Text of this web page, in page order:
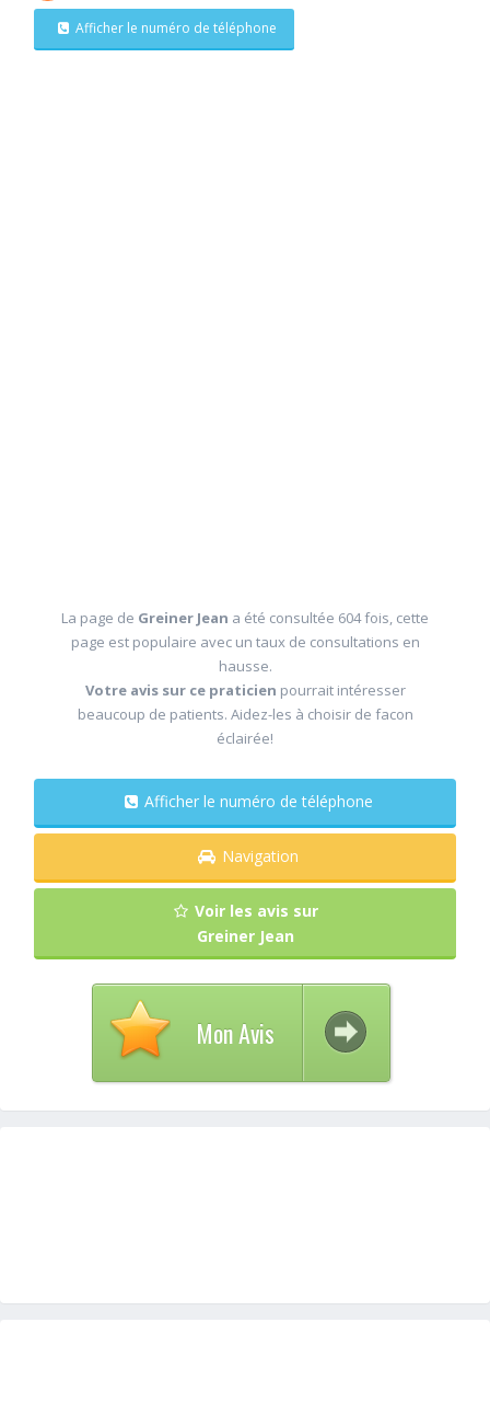
Afficher le numéro de téléphone
La page de Greiner Jean a été consultée 604 fois, cette
page est populaire avec un taux de consultations en
hausse.
Votre avis sur ce praticien pourrait intéresser
beaucoup de patients. Aidez-les à choisir de facon
éclairée!
Afficher le numéro de téléphone
Navigation
Voir les avis sur
Greiner Jean
Mon Avis